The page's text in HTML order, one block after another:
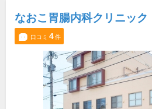
なおこ胃腸内科クリニック
口コミ 4件